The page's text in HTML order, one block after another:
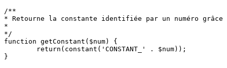
/**
* Retourne la constante identifiée par un numéro
*
*/
function getConstant($num) {